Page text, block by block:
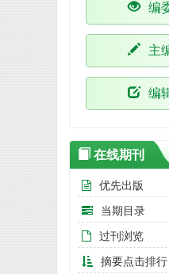
编
主
编
在线期刊
优先出版
当期目录
过刊浏览
摘要点击排行